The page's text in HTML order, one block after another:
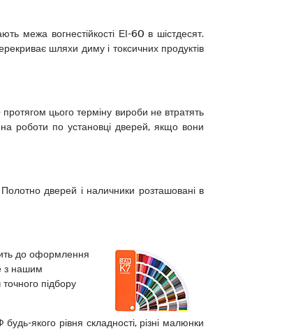
межа вогнестійкості ЕІ-60 в шістдесят.
шляхи диму і токсичних продуктів
цього терміну вироби не втратять
роботи по установці дверей, якщо вони
дверей і наличники розташовані в
до оформлення
з нашим
підбору
якого рівня складності, різні малюнки